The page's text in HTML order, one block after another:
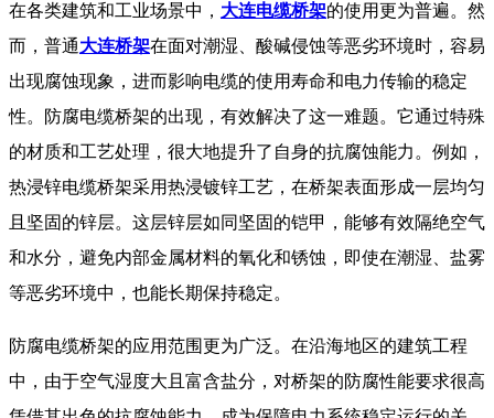
在各类建筑和工业场景中， 大连电缆桥架的使用更为普遍。然
而，普通大连桥架在面对潮湿、酸碱侵蚀等恶劣环境时，容易
出现腐蚀现象，进而影响电缆的使用寿命和电力传输的稳定
性。防腐电缆桥架的出现，有效解决了这一难题。它通过特殊
的材质和工艺处理，很大地提升了自身的抗腐蚀能力。例如，
热浸锌电缆桥架采用热浸镀锌工艺，在桥架表面形成一层均匀
且坚固的锌层。这层锌层如同坚固的铠甲，能够有效隔绝空气
和水分，避免内部金属材料的氧化和锈蚀，即使在潮湿、盐雾
等恶劣环境中，也能长期保持稳定。
​ 防腐电缆桥架的应用范围更为广泛。在沿海地区的建筑工程
中，由于空气湿度大且富含盐分，对桥架的防腐性能要求很高